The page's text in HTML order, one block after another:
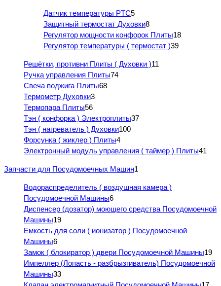
Датчик температуры PTC5
Защитный термостат Духовки8
Регулятор мощности конфорок Плиты18
Регулятор температуры ( термостат )39
Решётки, противни Плиты ( Духовки )11
Ручка управления Плиты74
Свеча поджига Плиты68
Термометр Духовки3
Термопара Плиты56
Тэн ( конфорка ) Электроплиты37
Тэн ( нагреватель ) Духовки100
Форсунка ( жиклер ) Плиты4
Электронный модуль управления ( таймер ) Плиты41
Запчасти для Посудомоечных Машин1
Водораспределитель ( воздушная камера )
Посудомоечной Машины6
Диспенсер (дозатор) моющего средства Посудомоечной
Машины19
Емкость для соли ( ионизатор ) Посудомоечной
Машины6
Замок ( блокиратор ) двери Посудомоечной Машины19
Импеллер (Лопасть - разбрызгиватель) Посудомоечной
Машины33